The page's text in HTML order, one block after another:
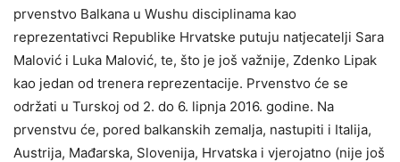
prvenstvo Balkana u Wushu disciplinama kao
reprezentativci Republike Hrvatske putuju natjecatelji Sara
Malović i Luka Malović, te, što je još važnije, Zdenko Lipak
kao jedan od trenera reprezentacije. Prvenstvo će se
održati u Turskoj od 2. do 6. lipnja 2016. godine. Na
prvenstvu će, pored balkanskih zemalja, nastupiti i Italija,
Austrija, Mađarska, Slovenija, Hrvatska i vjerojatno (nije još